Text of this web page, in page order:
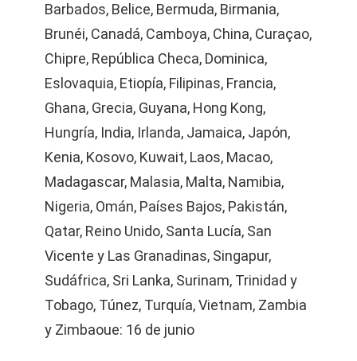
Barbados, Belice, Bermuda, Birmania,
Brunéi, Canadá, Camboya, China, Curaçao,
Chipre, República Checa, Dominica,
Eslovaquia, Etiopía, Filipinas, Francia,
Ghana, Grecia, Guyana, Hong Kong,
Hungría, India, Irlanda, Jamaica, Japón,
Kenia, Kosovo, Kuwait, Laos, Macao,
Madagascar, Malasia, Malta, Namibia,
Nigeria, Omán, Países Bajos, Pakistán,
Qatar, Reino Unido, Santa Lucía, San
Vicente y Las Granadinas, Singapur,
Sudáfrica, Sri Lanka, Surinam, Trinidad y
Tobago, Túnez, Turquía, Vietnam, Zambia
y Zimbaoue: 16 de junio